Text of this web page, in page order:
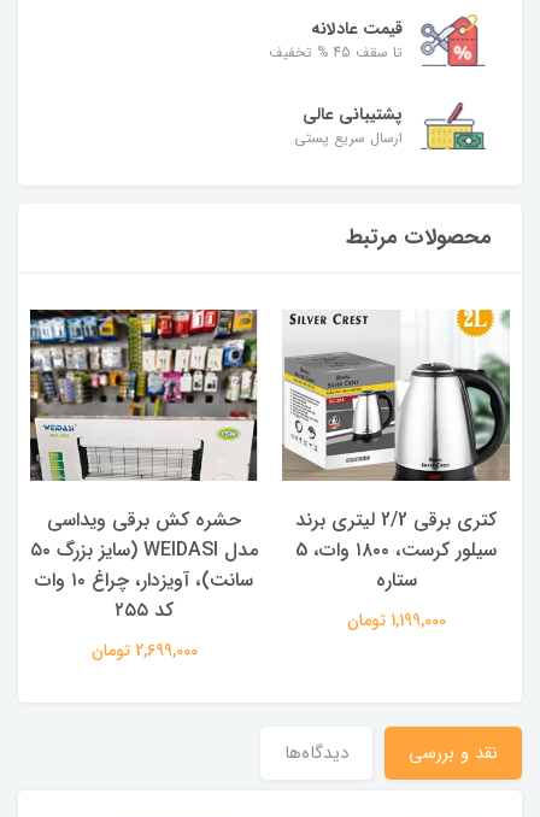
قیمت عادلانه
تا سقف 45 % تخفیف
پشتیبانی عالی
ارسال سریع پستی
محصولات مرتبط
کتری برقی 2/2 لیتری برند
سیلور کرست، ۱۸۰۰ وات، 5
ستاره
1,199,000 تومان
حشره کش برقی ویداسی
مدل WEIDASI (سایز بزرگ ۵۰
سانت)، آویزدار، چراغ ۱۰ وات
کد ۲۵۵
2,699,000 تومان
نقد و بررسی دیدگاه‌ها